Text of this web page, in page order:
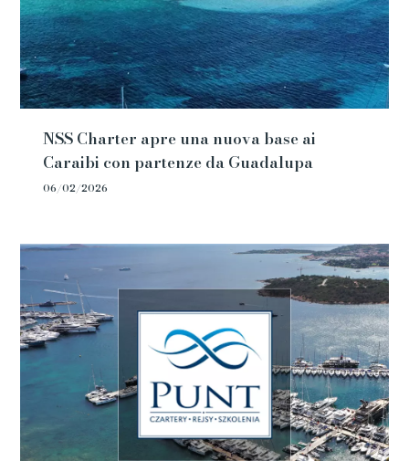
NSS Charter apre una nuova base ai
Caraibi con partenze da Guadalupa
06/02/2026